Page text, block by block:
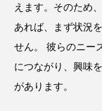
アンチエイジン
インタビュー
インナービュ
えます。そのため
あれば、まず状況
せん。 彼らのニー
につながり、興味
があります。